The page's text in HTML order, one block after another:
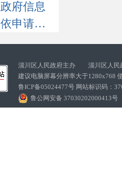
政府信息
依申请公开
淄川区人民政府主办 淄川区人民
建议电脑屏幕分辨率大于1280x768
鲁ICP备05024477号 网站标识码：
鲁公网安备 37030202000413号